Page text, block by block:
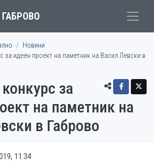
Новини
за идеен проект на паметник на Васил Левски в
за
на паметник на
в Габрово
11:34